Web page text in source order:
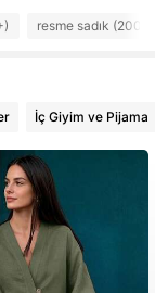
resme sadık
İç Giyim ve Pijama